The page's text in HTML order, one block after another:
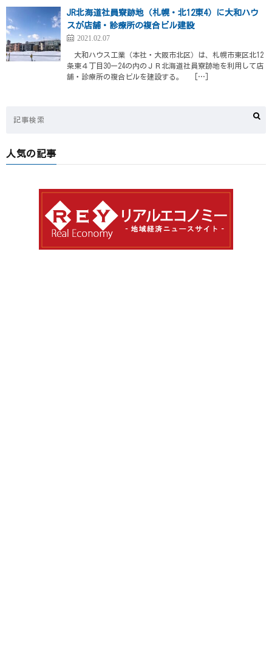
JR北海道社員寮跡地（札幌・北12東4）に大和ハウ
スが店舗・診療所の複合ビル建設
2021.02.07
大和ハウス工業（本社・大阪市北区）は、札幌市東区北12
条東４丁目30ー24の内のＪＲ北海道社員寮跡地を利用して店
舗・診療所の複合ビルを建設する。 […]
人気の記事